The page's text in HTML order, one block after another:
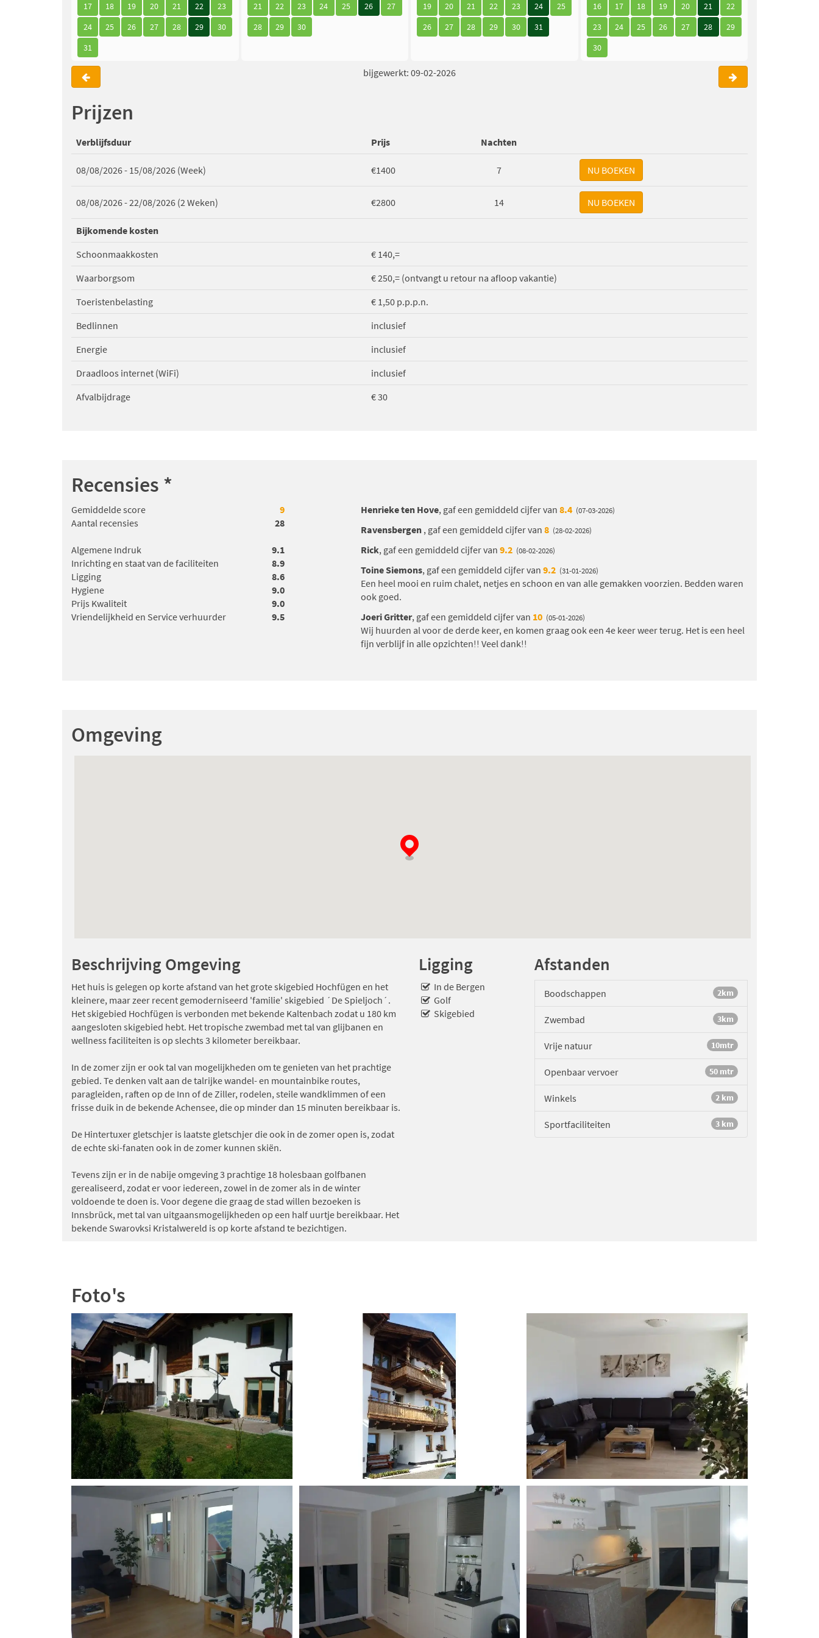
17
18 19 20 21 22
23
24
25 26 27 28 29
30
31
21
22 23 24 25 26
27
28
29 30
19
20 21 22 23 24
25
26
27 28 29 30 31
16
17 18 19 20 21
22
23
24 25 26 27 28
29
30
bijgewerkt: 09-02-2026
Prijzen
Verblijfsduur Prijs Nachten
08/08/2026 - 15/08/2026 (Week) €1400 7
08/08/2026 - 22/08/2026 (2 Weken) €2800 14
Bijkomende kosten
Schoonmaakkosten
€ 140,=
Waarborgsom
€ 250,= (ontvangt u retour na afloop vakantie)
Toeristenbelasting
€ 1,50 p.p.p.n.
Bedlinnen
inclusief
Energie
inclusief
Draadloos internet (WiFi)
inclusief
Afvalbijdrage
€ 30
Recensies *
Gemiddelde score
9
Aantal recensies
28
Algemene Indruk
9.1
Inrichting en staat van de faciliteiten
8.9
Ligging
8.6
Hygiene
9.0
Prijs Kwaliteit
9.0
Vriendelijkheid en Service verhuurder
9.5
Henrieke ten Hove, gaf een gemiddeld cijfer van 8.4 (07-03-2026)
Ravensbergen , gaf een gemiddeld cijfer van 8 (28-02-2026)
Rick, gaf een gemiddeld cijfer van 9.2 (08-02-2026)
Toine Siemons, gaf een gemiddeld cijfer van 9.2 (31-01-2026)
Een heel mooi en ruim chalet, netjes en schoon en van alle gemakken voorzien. Bedden waren
ook goed.
Joeri Gritter, gaf een gemiddeld cijfer van 10 (05-01-2026)
Wij huurden al voor de derde keer, en komen graag ook een 4e keer weer terug. Het is een heel
fijn verblijf in alle opzichten!! Veel dank!!
Omgeving
Beschrijving Omgeving
Het huis is gelegen op korte afstand van het grote skigebied Hochfügen en het
kleinere, maar zeer recent gemoderniseerd 'familie' skigebied ´De Spieljoch´.
Het skigebied Hochfügen is verbonden met bekende Kaltenbach zodat u 180 km
aangesloten skigebied hebt. Het tropische zwembad met tal van glijbanen en
wellness faciliteiten is op slechts 3 kilometer bereikbaar.
In de zomer zijn er ook tal van mogelijkheden om te genieten van het prachtige
gebied. Te denken valt aan de talrijke wandel- en mountainbike routes,
paragleiden, raften op de Inn of de Ziller, rodelen, steile wandklimmen of een
frisse duik in de bekende Achensee, die op minder dan 15 minuten bereikbaar is.
De Hintertuxer gletschjer is laatste gletschjer die ook in de zomer open is, zodat
de echte ski-fanaten ook in de zomer kunnen skiën.
Tevens zijn er in de nabije omgeving 3 prachtige 18 holesbaan golfbanen
gerealiseerd, zodat er voor iedereen, zowel in de zomer als in de winter
voldoende te doen is. Voor degene die graag de stad willen bezoeken is
Innsbrück, met tal van uitgaansmogelijkheden op een half uurtje bereikbaar. Het
bekende Swarovksi Kristalwereld is op korte afstand te bezichtigen.
Ligging
In de Bergen
Golf
Skigebied
Afstanden
Boodschappen 2km
Zwembad 3km
Vrije natuur 10mtr
Openbaar vervoer 50 mtr
Winkels 2 km
Sportfaciliteiten 3 km
Foto's